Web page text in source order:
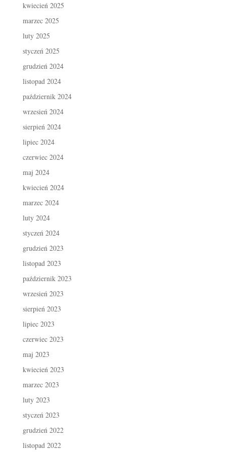
kwiecień 2025
marzec 2025
luty 2025
styczeń 2025
grudzień 2024
listopad 2024
październik 2024
wrzesień 2024
sierpień 2024
lipiec 2024
czerwiec 2024
maj 2024
kwiecień 2024
marzec 2024
luty 2024
styczeń 2024
grudzień 2023
listopad 2023
październik 2023
wrzesień 2023
sierpień 2023
lipiec 2023
czerwiec 2023
maj 2023
kwiecień 2023
marzec 2023
luty 2023
styczeń 2023
grudzień 2022
listopad 2022